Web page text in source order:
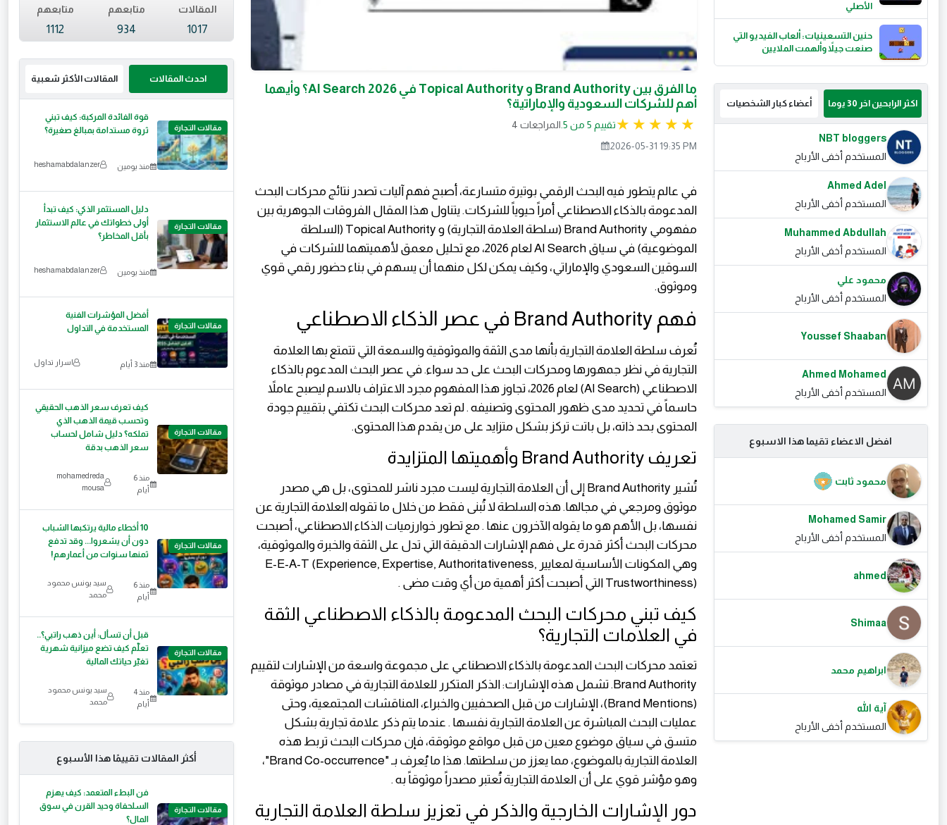
الأصلي
حنين التسعينيات: ألعاب الفيديو التي
صنعت جيلاً وألهمت الملايين
اكثر الرابحين اخر 30 يوما أعضاء كبار الشخصيات
NBT bloggers
المستخدم أخفى الأرباح
Ahmed Adel
المستخدم أخفى الأرباح
Muhammed Abdullah
المستخدم أخفى الأرباح
محمود علي
المستخدم أخفى الأرباح
Youssef Shaaban
Ahmed Mohamed
المستخدم أخفى الأرباح
افضل الاعضاء تقيما هذا الاسبوع
محمود ثابت
Mohamed Samir
المستخدم أخفى الأرباح
ahmed
Shimaa
ابراهيم محمد
آية الله
المستخدم أخفى الأرباح
ما الفرق بين Brand Authority و Topical Authority في AI Search 2026؟ وأيهما
أهم للشركات السعودية والإماراتية؟
تقييم 5 من 5.
4 المراجعات
2026-05-31 19:35 PM
في عالم يتطور فيه البحث الرقمي بوتيرة متسارعة، أصبح فهم آليات تصدر نتائج محركات البحث
المدعومة بالذكاء الاصطناعي أمراً حيوياً للشركات. يتناول هذا المقال الفروقات الجوهرية بين
مفهومي Brand Authority (سلطة العلامة التجارية) و Topical Authority (السلطة
الموضوعية) في سياق AI Search لعام 2026، مع تحليل معمق لأهميتهما للشركات في
السوقين السعودي والإماراتي، وكيف يمكن لكل منهما أن يسهم في بناء حضور رقمي قوي
وموثوق.
فهم Brand Authority في عصر الذكاء الاصطناعي
تُعرف سلطة العلامة التجارية بأنها مدى الثقة والموثوقية والسمعة التي تتمتع بها العلامة
التجارية في نظر جمهورها ومحركات البحث على حد سواء. في عصر البحث المدعوم بالذكاء
الاصطناعي (AI Search) لعام 2026، تجاوز هذا المفهوم مجرد الاعتراف بالاسم ليصبح عاملاً
حاسماً في تحديد مدى ظهور المحتوى وتصنيفه . لم تعد محركات البحث تكتفي بتقييم جودة
المحتوى بحد ذاته، بل باتت تركز بشكل متزايد على من يقدم هذا المحتوى.
تعريف Brand Authority وأهميتها المتزايدة
تُشير Brand Authority إلى أن العلامة التجارية ليست مجرد ناشر للمحتوى، بل هي مصدر
موثوق ومرجعي في مجالها. هذه السلطة لا تُبنى فقط من خلال ما تقوله العلامة التجارية عن
نفسها، بل الأهم هو ما يقوله الآخرون عنها . مع تطور خوارزميات الذكاء الاصطناعي، أصبحت
محركات البحث أكثر قدرة على فهم الإشارات الدقيقة التي تدل على الثقة والخبرة والموثوقية،
وهي المكونات الأساسية لمعايير E-E-A-T (Experience, Expertise, Authoritativeness,
Trustworthiness) التي أصبحت أكثر أهمية من أي وقت مضى .
كيف تبني محركات البحث المدعومة بالذكاء الاصطناعي الثقة
في العلامات التجارية؟
تعتمد محركات البحث المدعومة بالذكاء الاصطناعي على مجموعة واسعة من الإشارات لتقييم
Brand Authority. تشمل هذه الإشارات: الذكر المتكرر للعلامة التجارية في مصادر موثوقة
(Brand Mentions)، الإشارات من قبل الصحفيين والخبراء، المناقشات المجتمعية، وحتى
عمليات البحث المباشرة عن العلامة التجارية نفسها . عندما يتم ذكر علامة تجارية بشكل
متسق في سياق موضوع معين من قبل مواقع موثوقة، فإن محركات البحث تربط هذه
العلامة التجارية بالموضوع، مما يعزز من سلطتها. هذا ما يُعرف بـ "Brand Co-occurrence"،
وهو مؤشر قوي على أن العلامة التجارية تُعتبر مصدراً موثوقاً به .
دور الإشارات الخارجية والذكر في تعزيز سلطة العلامة التجارية
المقالات
1017
متابعهم
934
متابعهم
1112
احدث المقالات المقالات الأكثر شعبية
مقالات التجارة
قوة الفائدة المركبة: كيف تبني
ثروة مستدامة بمبالغ صغيرة؟
منذ يومين heshamabdalanzer
مقالات التجارة
دليل المستثمر الذكي: كيف تبدأ
أولى خطواتك في عالم الاستثمار
بأقل المخاطر؟
منذ يومين heshamabdalanzer
مقالات التجارة
أفضل المؤشرات الفنية
المستخدمة في التداول
منذ 3 أيام اسرار تداول
مقالات التجارة
كيف تعرف سعر الذهب الحقيقي
وتحسب قيمة الذهب الذي
تملكه؟ دليل شامل لحساب
سعر الذهب بدقة
منذ 6
أيام
mohamedreda
mousa
مقالات التجارة
10 أخطاء مالية يرتكبها الشباب
دون أن يشعروا... وقد تدفع
ثمنها سنوات من أعمارهم!
منذ 6
أيام
سيد يونس محمود
محمد
مقالات التجارة
قبل أن تسأل: أين ذهب راتبي؟..
تعلّم كيف تضع ميزانية شهرية
تغيّر حياتك المالية
منذ 4
أيام
سيد يونس محمود
محمد
أكثر المقالات تقييمًا هذا الأسبوع
مقالات التجارة
فن البطء المتعمد: كيف يهزم
السلحفاة وحيد القرن في سوق
المال؟